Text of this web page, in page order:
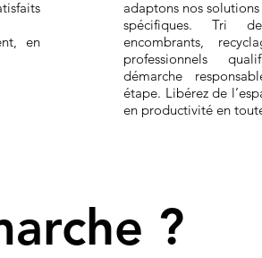
en
adaptons nos
spécifiques. Tri
encombrants,
professionnels
démarche
étape. Libérez de
en productivité en
?